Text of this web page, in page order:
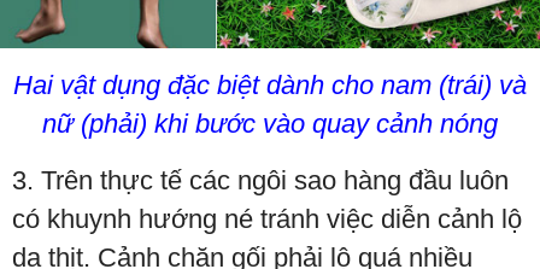
Hai vật dụng đặc biệt dành cho nam (trái) và
nữ (phải) khi bước vào quay cảnh nóng
3. Trên thực tế các ngôi sao hàng đầu luôn
có khuynh hướng né tránh việc diễn cảnh lộ
da thịt. Cảnh chăn gối phải lộ quá nhiều